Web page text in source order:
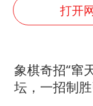
打开
象棋奇招“窜
坛，一招制